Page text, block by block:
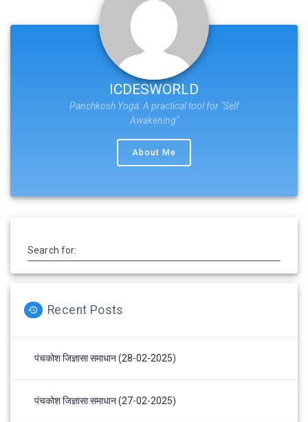
ICDESWORLD
Panchkosh Yoga: A practical tool for "Self
Awakening"
About Me
Search for:
Recent Posts
पंचकोश जिज्ञासा समाधान (28-02-2025)
पंचकोश जिज्ञासा समाधान (27-02-2025)